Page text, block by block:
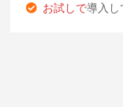
お試しで導入し